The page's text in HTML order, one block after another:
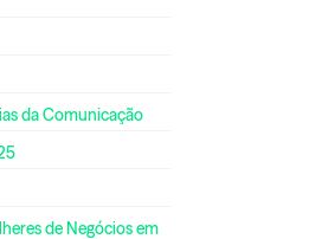
da Comunicação
de Negócios em